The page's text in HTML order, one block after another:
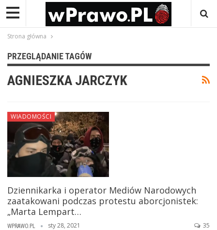
Strona główna
PRZEGLĄDANIE TAGÓW
AGNIESZKA JARCZYK
WIADOMOŚCI
Dziennikarka i operator Mediów Narodowych
zaatakowani podczas protestu aborcjonistek:
„Marta Lempart…
WPRAWO.PL sty 28, 2021 35